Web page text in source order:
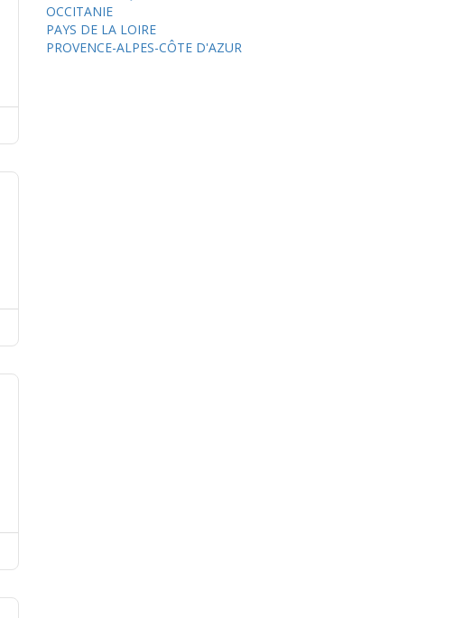
OCCITANIE
PAYS DE LA LOIRE
PROVENCE-ALPES-CÔTE D'AZUR